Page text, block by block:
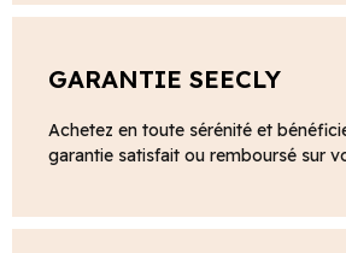
GARANTIE SEECLY
Achetez en toute sérénité et
garantie satisfait ou remboursé sur